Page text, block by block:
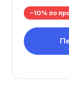
−10% по